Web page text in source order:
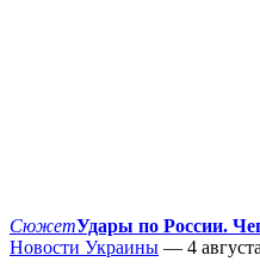
СюжетУдары по России.
Новости Украины — 4